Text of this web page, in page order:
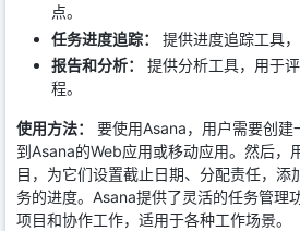
点。
任务进度追踪：
提供进度追踪工具
报告和分析：
提供分析工具，用于
程。
使用方法：
要使用Asana，用户需要创
到Asana的Web应用或移动应用。然后，
目，为它们设置截止日期、分配责任，添
务的进度。Asana提供了灵活的任务管理
项目和协作工作，适用于各种工作场景。